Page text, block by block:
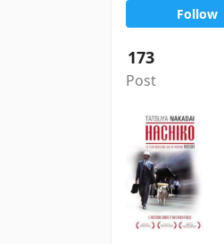
Follow
173
Post